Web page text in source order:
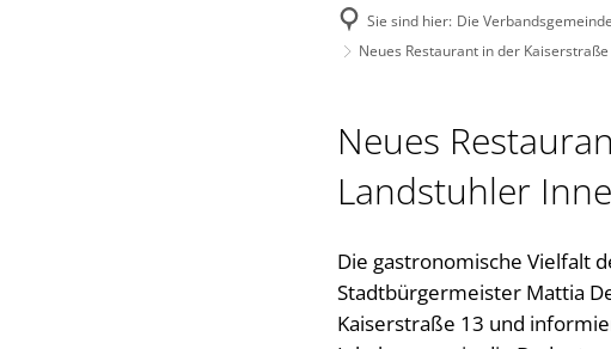
Sie sind hier: Die Verbandsgemeinde
Neues Restaurant in der
Neues
Landstuhler
Die gastronomische Vielfalt
Stadtbürgermeister Mattia
Kaiserstraße 13 und